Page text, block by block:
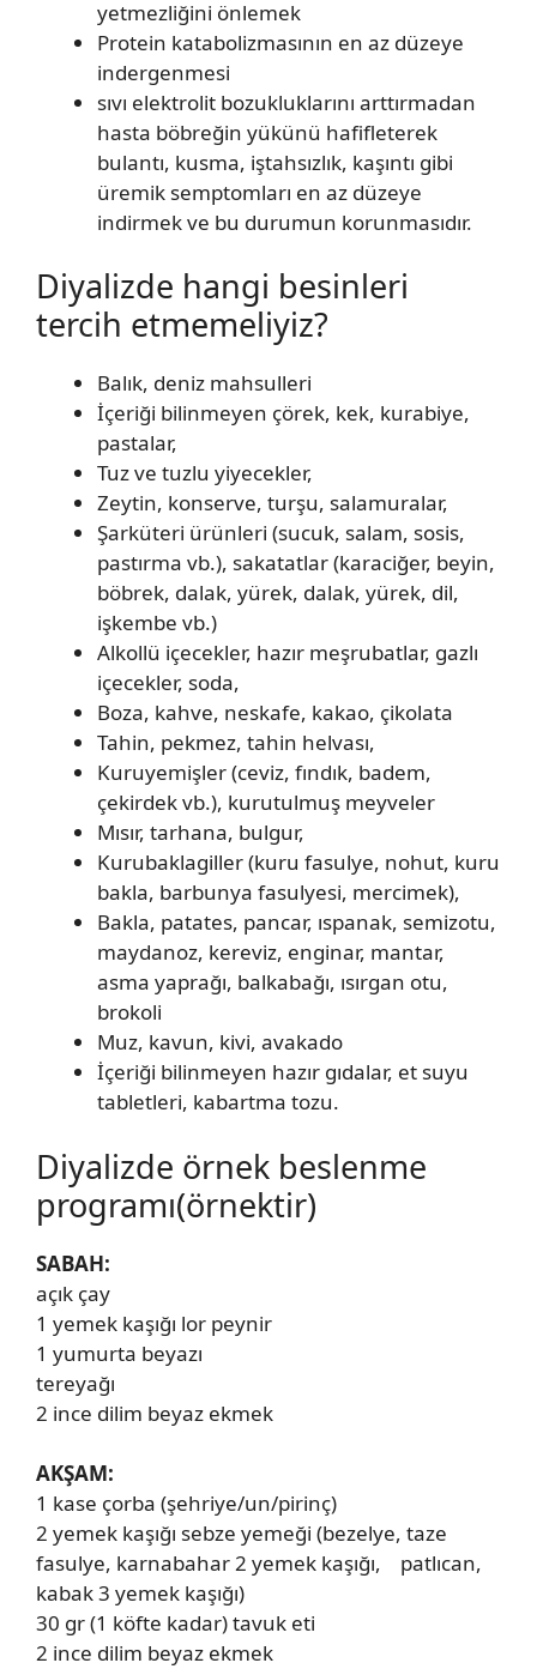
yetmezliğini önlemek
Protein katabolizmasının en az düzeye
indergenmesi
sıvı elektrolit bozukluklarını arttırmadan
hasta böbreğin yükünü hafifleterek
bulantı, kusma, iştahsızlık, kaşıntı gibi
üremik semptomları en az düzeye
indirmek ve bu durumun korunmasıdır.
Diyalizde hangi besinleri
tercih etmemeliyiz?
Balık, deniz mahsulleri
İçeriği bilinmeyen çörek, kek, kurabiye,
pastalar,
Tuz ve tuzlu yiyecekler,
Zeytin, konserve, turşu, salamuralar,
Şarküteri ürünleri (sucuk, salam, sosis,
pastırma vb.), sakatatlar (karaciğer, beyin,
böbrek, dalak, yürek, dalak, yürek, dil,
işkembe vb.)
Alkollü içecekler, hazır meşrubatlar, gazlı
içecekler, soda,
Boza, kahve, neskafe, kakao, çikolata
Tahin, pekmez, tahin helvası,
Kuruyemişler (ceviz, fındık, badem,
çekirdek vb.), kurutulmuş meyveler
Mısır, tarhana, bulgur,
Kurubaklagiller (kuru fasulye, nohut, kuru
bakla, barbunya fasulyesi, mercimek),
Bakla, patates, pancar, ıspanak, semizotu,
maydanoz, kereviz, enginar, mantar,
asma yaprağı, balkabağı, ısırgan otu,
brokoli
Muz, kavun, kivi, avakado
İçeriği bilinmeyen hazır gıdalar, et suyu
tabletleri, kabartma tozu.
Diyalizde örnek beslenme
programı(örnektir)
SABAH:
açık çay
1 yemek kaşığı lor peynir
1 yumurta beyazı
tereyağı
2 ince dilim beyaz ekmek
AKŞAM:
1 kase çorba (şehriye/un/pirinç)
2 yemek kaşığı sebze yemeği (bezelye, taze
fasulye, karnabahar 2 yemek kaşığı, patlıcan,
kabak 3 yemek kaşığı)
30 gr (1 köfte kadar) tavuk eti
2 ince dilim beyaz ekmek